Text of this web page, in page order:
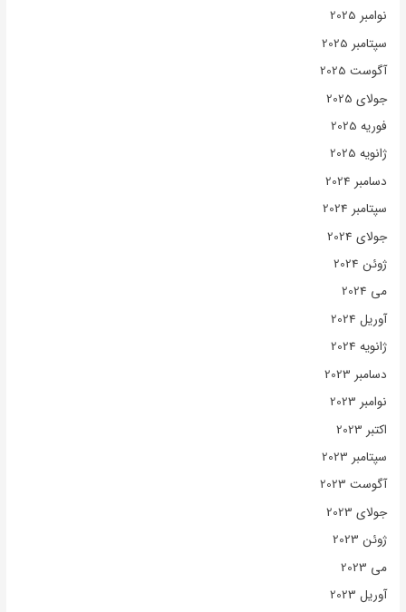
نوامبر 2025
سپتامبر 2025
آگوست 2025
جولای 2025
فوریه 2025
ژانویه 2025
دسامبر 2024
سپتامبر 2024
جولای 2024
ژوئن 2024
می 2024
آوریل 2024
ژانویه 2024
دسامبر 2023
نوامبر 2023
اکتبر 2023
سپتامبر 2023
آگوست 2023
جولای 2023
ژوئن 2023
می 2023
آوریل 2023